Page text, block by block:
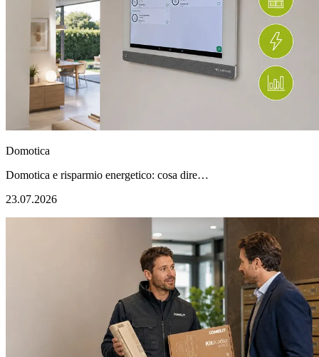
Domotica
Domotica e risparmio energetico: cosa dire…
23.07.2026